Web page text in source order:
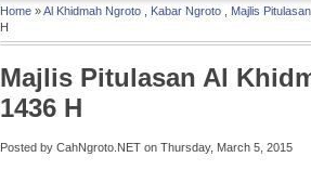
Home »Al Khidmah Ngroto Kabar Ngroto Majlis Pitulasan
H
Majlis Pitulasan Al
1436 H
Posted by CahNgroto.NET on Thursday, March 5, 2015